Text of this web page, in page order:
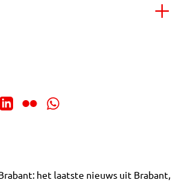
het laatste nieuws uit Brabant,